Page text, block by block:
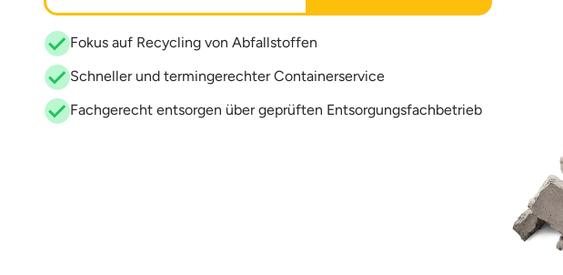
Fokus auf Recycling von Abfallstoffen
Schneller und termingerechter Containerservice
Fachgerecht entsorgen über geprüften Entsorgungsfachbetrieb